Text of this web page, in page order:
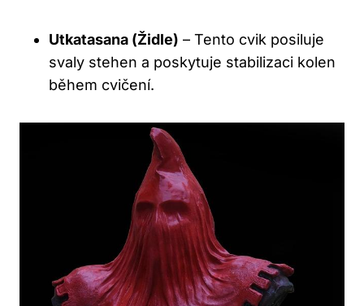
Utkatasana (Židle) – Tento cvik posiluje
svaly stehen a poskytuje stabilizaci kolen
během cvičení.